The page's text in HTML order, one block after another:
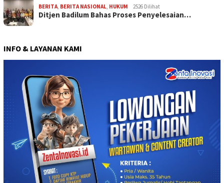
BERITA, BERITA NASIONAL, HUKUM 2526 Dilihat
Ditjen Badilum Bahas Proses Penyelesaian…
INFO & LAYANAN KAMI